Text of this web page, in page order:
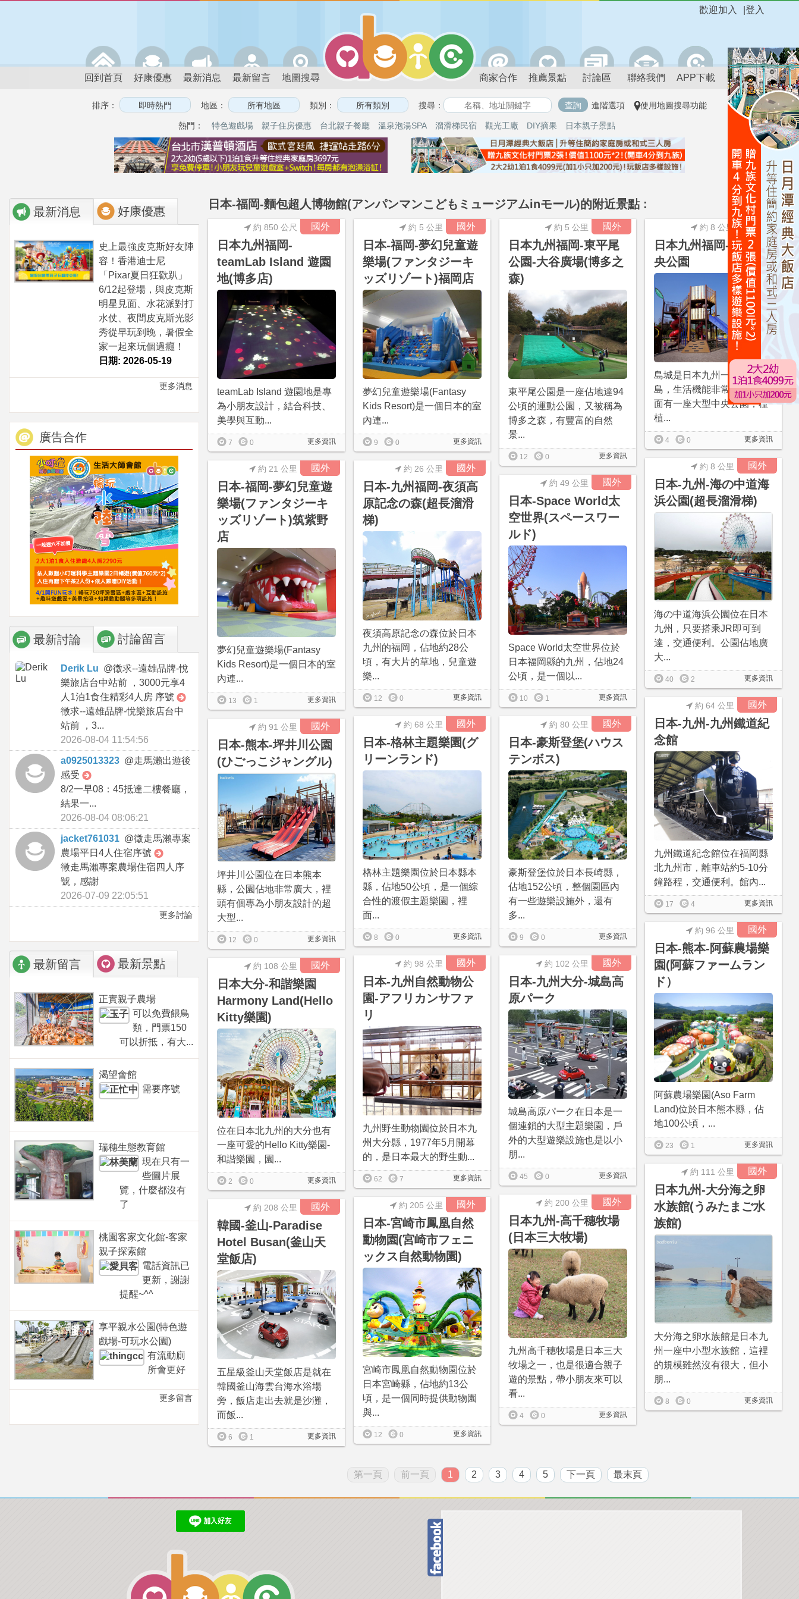
登入
歡迎加入
回到首頁 好康優惠 最新消息 最新留言 地圖搜尋 商家合作 推薦景點 討論區 聯絡我們 APP下載
排序： 地區： 類別： 搜尋： 進階選項 使用地圖搜尋功能
熱門： 特色遊戲場 親子住房優惠 台北親子餐廳 溫泉泡湯SPA 溜滑梯民宿 觀光工廠 DIY摘果 日本親子景點
最新消息 好康優惠
史上最強皮克斯好友陣
容！香港迪士尼
「Pixar夏日狂歡趴」
6/12起登場，與皮克斯
明星見面、水花派對打
水仗、夜間皮克斯光影
秀從早玩到晚，暑假全
家一起來玩個過癮！
日期: 2026-05-19
更多消息
廣告合作
最新討論 討論留言
Derik Lu @徵求--遠雄品牌-悅
樂旅店台中站前 ，3000元享4
人1泊1食住精彩4人房 序號
徵求--遠雄品牌-悅樂旅店台中
站前 ，3...
2026-08-04 11:54:56
a0925013323 @走馬瀨出遊後
感受
8/2一早08：45抵達二樓餐廳，
結果一...
2026-08-04 08:06:21
jacket761031 @徵走馬瀨專案
農場平日4人住宿序號
徵走馬瀨專案農場住宿四人序
號，感謝
2026-07-09 22:05:51
更多討論
最新留言 最新景點
正實親子農場
可以免費餵鳥
類，門票150
可以折抵，有大...
渴望會館
需要序號
瑞穗生態教育館
現在只有一
些圖片展
覽，什麼都沒有
了
桃園客家文化館-客家
親子探索館
電話資訊已
更新，謝謝
提醒~^^
享平親水公園(特色遊
戲場-可玩水公園)
有流動廁
所會更好
更多留言
日本-福岡-麵包超人博物館(アンパンマンこどもミュージアムinモール)的附近景點 : 進階搜尋
國外
約 850 公尺
日本九州福岡-
teamLab Island 遊園
地(博多店)
teamLab Island 遊園地是專
為小朋友設計，結合科技、
美學與互動...
更多資訊
7 0
國外
約 5 公里
日本-福岡-夢幻兒童遊
樂場(ファンタジーキ
ッズリゾート)福岡店
夢幻兒童遊樂場(Fantasy
Kids Resort)是一個日本的室
內連...
更多資訊
9 0
國外
約 5 公里
日本九州福岡-東平尾
公園-大谷廣場(博多之
森)
東平尾公園是一座佔地達94
公頃的運動公園，又被稱為
博多之森，有豐富的自然
景...
更多資訊
12 0
日本
約 8 公里
日本九州福岡-島城中
央公園
島城是日本九州一座人工小
島，生活機能非常齊全，裡
面有一座大型中央公園，種
植...
更多資訊
4 0
國外
約 8 公里
日本-九州-海の中道海
浜公園(超長溜滑梯)
海の中道海浜公園位在日本
九州，只要搭乘JR即可到
達，交通便利。公園佔地廣
大...
更多資訊
40 2
國外
約 21 公里
日本-福岡-夢幻兒童遊
樂場(ファンタジーキ
ッズリゾート)筑紫野
店
夢幻兒童遊樂場(Fantasy
Kids Resort)是一個日本的室
內連...
更多資訊
13 1
國外
約 26 公里
日本-九州福岡-夜須高
原記念の森(超長溜滑
梯)
夜須高原記念の森位於日本
九州的福岡，佔地約28公
頃，有大片的草地，兒童遊
樂...
更多資訊
12 0
國外
約 49 公里
日本-Space World太
空世界(スペースワー
ルド)
Space World太空世界位於
日本福岡縣的九州，佔地24
公頃，是一個以...
更多資訊
10 1
國外
約 64 公里
日本-九州-九州鐵道紀
念館
九州鐵道紀念館位在福岡縣
北九州市，離車站約5-10分
鐘路程，交通便利。館內...
更多資訊
17 4
國外
約 68 公里
日本-格林主題樂園(グ
リーンランド)
格林主題樂園位於日本縣本
縣，佔地50公頃，是一個綜
合性的渡假主題樂園，裡
面...
更多資訊
8 0
國外
約 80 公里
日本-豪斯登堡(ハウス
テンボス)
豪斯登堡位於日本長崎縣，
佔地152公頃，整個園區內
有一些遊樂設施外，還有
多...
更多資訊
9 0
國外
約 91 公里
日本-熊本-坪井川公園
(ひごっこジャングル)
坪井川公園位在日本熊本
縣，公園佔地非常廣大，裡
頭有個專為小朋友設計的超
大型...
更多資訊
12 0
國外
約 96 公里
日本-熊本-阿蘇農場樂
園(阿蘇ファームラン
ド）
阿蘇農場樂園(Aso Farm
Land)位於日本熊本縣，佔
地100公頃，...
更多資訊
23 1
國外
約 98 公里
日本-九州自然動物公
園-アフリカンサファ
リ
九州野生動物園位於日本九
州大分縣，1977年5月開幕
的，是日本最大的野生動...
更多資訊
62 7
國外
約 102 公里
日本-九州大分-城島高
原パーク
城島高原パーク在日本是一
個連鎖的大型主題樂園，戶
外的大型遊樂設施也是以小
朋...
更多資訊
45 0
國外
約 108 公里
日本大分-和諧樂園
Harmony Land(Hello
Kitty樂園)
位在日本北九州的大分也有
一座可愛的Hello Kitty樂園-
和諧樂園，園...
更多資訊
2 0
國外
約 111 公里
日本九州-大分海之卵
水族館(うみたまご水
族館)
大分海之卵水族館是日本九
州一座中小型水族館，這裡
的規模雖然沒有很大，但小
朋...
更多資訊
8 0
國外
約 200 公里
日本九州-高千穗牧場
(日本三大牧場)
九州高千穗牧場是日本三大
牧場之一，也是很適合親子
遊的景點，帶小朋友來可以
看...
更多資訊
4 0
國外
約 205 公里
日本-宮崎市鳳凰自然
動物園(宮崎市フェニ
ックス自然動物園)
宮崎市鳳凰自然動物園位於
日本宮崎縣，佔地約13公
頃，是一個同時提供動物園
與...
更多資訊
12 0
國外
約 208 公里
韓國-釜山-Paradise
Hotel Busan(釜山天
堂飯店)
五星級釜山天堂飯店是就在
韓國釜山海雲台海水浴場
旁，飯店走出去就是沙灘，
而飯...
更多資訊
6 1
第一頁 前一頁 1 2 3 4 5 下一頁 最末頁